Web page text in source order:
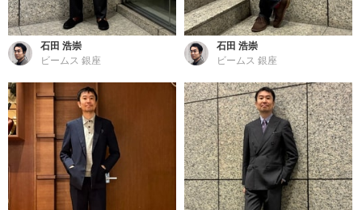
石田 浩崇
ビームス 銀座
石田 浩崇
ビームス 銀座